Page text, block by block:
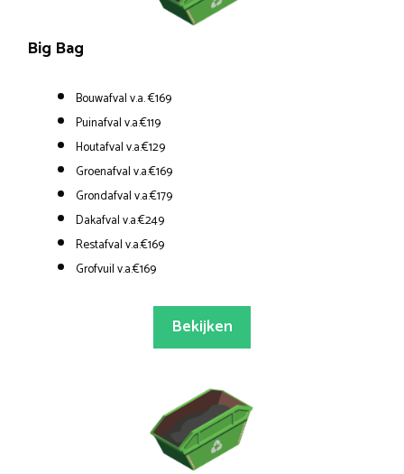
Big Bag
Bouwafval v.a. €169
Puinafval v.a.€119
Houtafval v.a.€129
Groenafval v.a.€169
Grondafval v.a.€179
Dakafval v.a.€249
Restafval v.a.€169
Grofvuil v.a.€169
Bekijken